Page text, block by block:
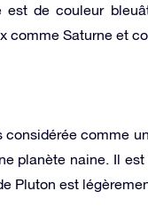
est de couleur
comme Saturne et
considérée comme
planète naine. Il
Pluton est